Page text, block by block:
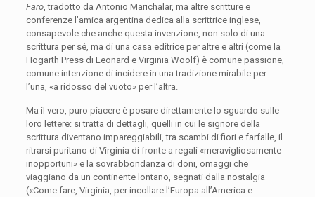
Faro, tradotto da Antonio Marichalar, ma altre scritture e
conferenze l’amica argentina dedica alla scrittrice inglese,
consapevole che anche questa invenzione, non solo di una
scrittura per sé, ma di una casa editrice per altre e altri (come la
Hogarth Press di Leonard e Virginia Woolf) è comune passione,
comune intenzione di incidere in una tradizione mirabile per
l’una, «a ridosso del vuoto» per l’altra.
Ma il vero, puro piacere è posare direttamente lo sguardo sulle
loro lettere: si tratta di dettagli, quelli in cui le signore della
scrittura diventano impareggiabili, tra scambi di fiori e farfalle, il
ritrarsi puritano di Virginia di fronte a regali «meravigliosamente
inopportuni» e la sovrabbondanza di doni, omaggi che
viaggiano da un continente lontano, segnati dalla nostalgia
(«Come fare, Virginia, per incollare l’Europa all’America e